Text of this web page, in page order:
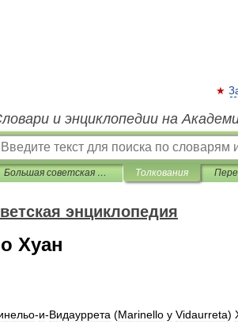
и энциклопедии на
Большая советская энциклопедия Толкования
энциклопедия
Хуан
-и-Видауррета (Marinello у Vidaurreta)